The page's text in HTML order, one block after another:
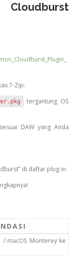
Cloudburst
7-Zip.
tergantung OS
DAW yang Anda
di daftar plug-in.
/ macOS Monterey ke